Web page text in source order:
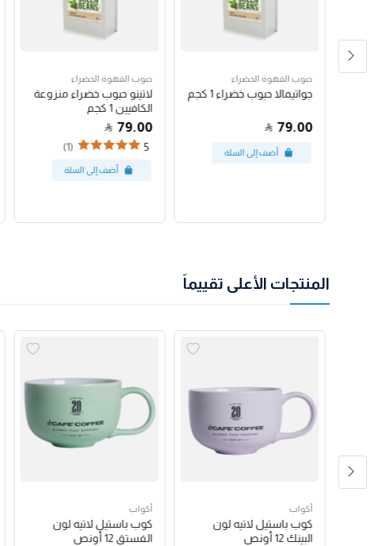
حبوب القهوة الخضراء
جواتيمالا حبوب خضراء 1 كجم
79.00
حبوب القهوة الخضراء
لاتينو حبوب خضراء منزوعة
الكافيين 1 كجم
79.00
5
(1)
المنتجات الأعلى تقييماً
أكواب
كوب باستيل لاتيه لون
البينك 12 أونص
أكواب
كوب باستيل لاتيه لون
الفستق 12 أونص